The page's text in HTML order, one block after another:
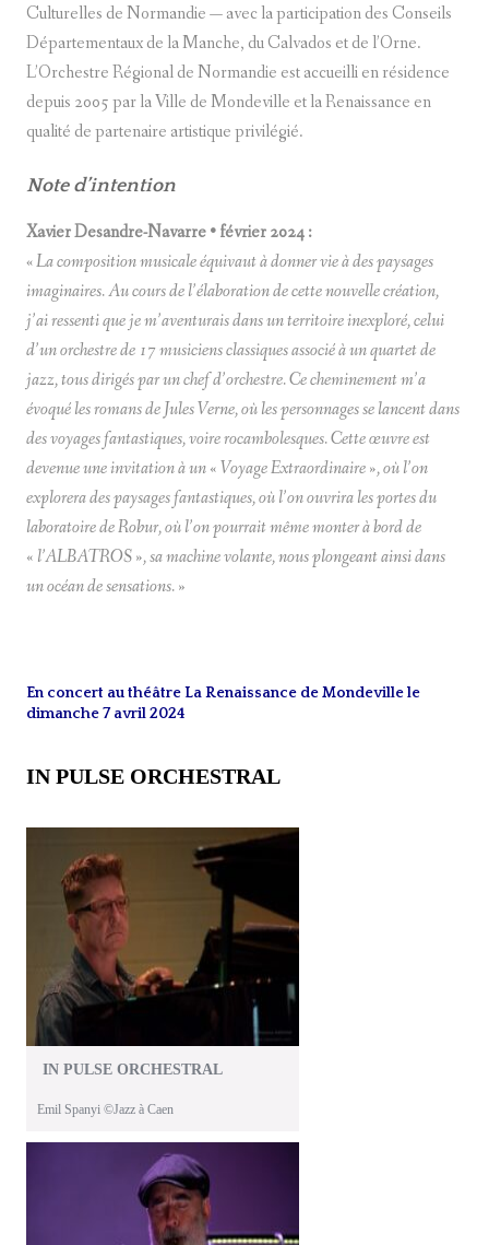
Culturelles de Normandie — avec la participation des Conseils
Départementaux de la Manche, du Calvados et de l’Orne.
L’Orchestre Régional de Normandie est accueilli en résidence
depuis 2005 par la Ville de Mondeville et la Renaissance en
qualité de partenaire artistique privilégié.
Note d’intention
Xavier Desandre-Navarre • février 2024 :
«La composition musicale équivaut à donner vie à des paysages
imaginaires. Au cours de l’élaboration de cette nouvelle création,
j’ai ressenti que je m’aventurais dans un territoire inexploré, celui
d’un orchestre de 17 musiciens classiques associé à un quartet de
jazz, tous dirigés par un chef d’orchestre. Ce cheminement m’a
évoqué les romans de Jules Verne, où les personnages se lancent dans
des voyages fantastiques, voire rocambolesques. Cette œuvre est
devenue une invitation à un « Voyage Extraordinaire », où l’on
explorera des paysages fantastiques, où l’on ouvrira les portes du
laboratoire de Robur, où l’on pourrait même monter à bord de
« l’ALBATROS », sa machine volante, nous plongeant ainsi dans
un océan de sensations.»
En concert au théâtre La Renaissance de Mondeville le
dimanche 7 avril 2024
IN PULSE ORCHESTRAL
IN PULSE ORCHESTRAL
Emil Spanyi ©Jazz à Caen